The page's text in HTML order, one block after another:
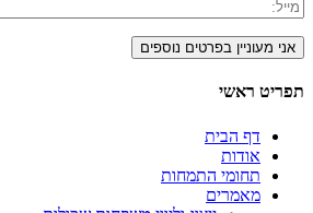
תפריט ראשי
דף הבית
אודות
תחומי התמחות
מאמרים